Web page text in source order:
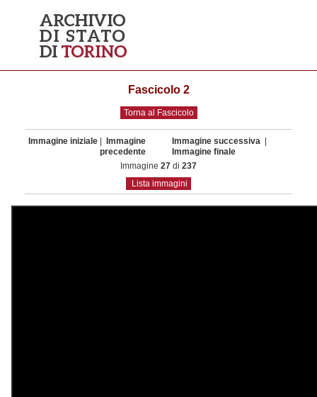
Fascicolo 2
Torna al Fascicolo
Immagine iniziale
Immagine
precedente
Immagine successiva
Immagine finale
Immagine 27 di 237
Lista immagini